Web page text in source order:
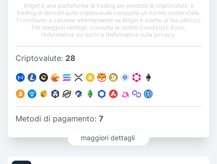
Bitget è una piattaforma di trading per prodotti di criptovalute. Il
trading di derivati sulle criptovalute comporta un rischio sostanziale.
Ti invitiamo a valutare attentamente se Bitget è adatto al tuo utilizzo.
Per maggiori dettagli, consulta le nostre Condizioni d’uso,
l’Informativa sui rischi e l’Informativa sulla privacy.
Criptovalute: 28
Metodi di pagamento: 7
maggiori dettagli